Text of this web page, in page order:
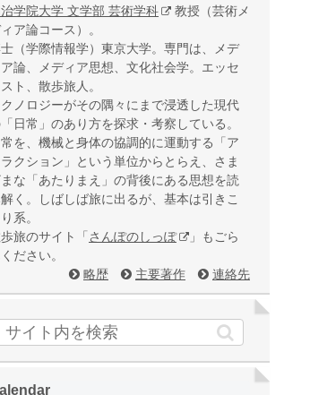
学院大学 文学部 芸術学科
教授（芸術メ
ア論コース）。
（学際情報学）東京大学。専門は、メデ
ア論、メディア思想、文化社会学。エッセ
ト、散歩旅人。
ノロジーがその隅々にまで浸透した現代
日常」のあり方を探求・考察している。
常を、機械と身体の協調的に運動する「ア
ラクション」という単位からとらえ、さま
な「あたりまえ」の背後にある思想を読
く。しばしば旅に出るが、基本は引きこ
系。
旅のサイト「 さんぽのしっぽ
」もごら
ださい。
略歴
主要著作 連絡先